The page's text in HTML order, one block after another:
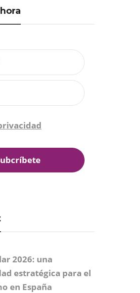
2026: una
estratégica para el
en España